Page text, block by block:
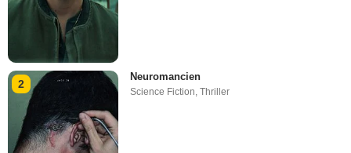
2
Neuromancien
Science Fiction ,Thriller